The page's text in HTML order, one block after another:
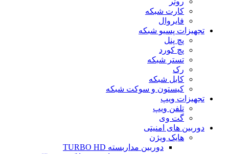
کارت شبکه
فایروال
تجهیزات پسیو شبکه
پچ پنل
پچ کورد
تستر شبکه
رک
کابل شبکه
کیستون و سوکت شبکه
تجهیزات ویپ
تلفن ویپ
گت وی
دوربین های امنیتی
هایک ویژن
دوربین مداربسته TURBO HD